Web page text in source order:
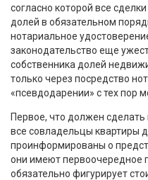
согласно которой все
долей в обязательном
нотариальное
законодательство еще
собственника долей
только через посредство
«псевдодарении» с тех пор
Первое, что должен сделать
все совладельцы квартиры
проинформированы о
они имеют первоочередное
обязательно фигурирует